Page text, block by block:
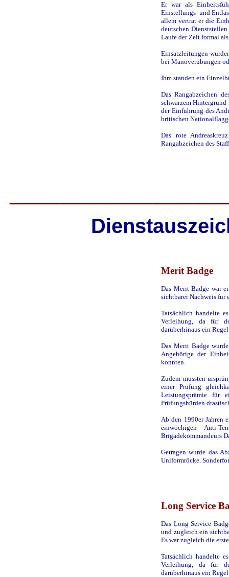
Er war als
Einstellungs- und
allem vertrat er die
deutschen
Laufe der Zeit formal
Einsatzleitungen
bei Manöverübungen
Ihm standen ein
Das Rangabzeichen
schwarzem
der Einführung des
britischen
Das rote
Rangabzeichen des
Merit Badge
Das Merit Badge war
sichtbarer Nachweis
Tatsächlich handelte
Verleihung, da für
darüberhinaus ein
Das Merit Badge
Angehörige der
konnten.
Zudem mussten
einer Prüfung
Leistungsprämie für
Prüfungshürden
Ab den 1990er Jahren
einwöchigen Anti-
Brigadekommandeurs
Getragen wurde das
Uniformröcke.
Long Service
Das Long Service
und zugleich ein
Es war zugleich die
Tatsächlich handelte
Verleihung, da für
darüberhinaus ein